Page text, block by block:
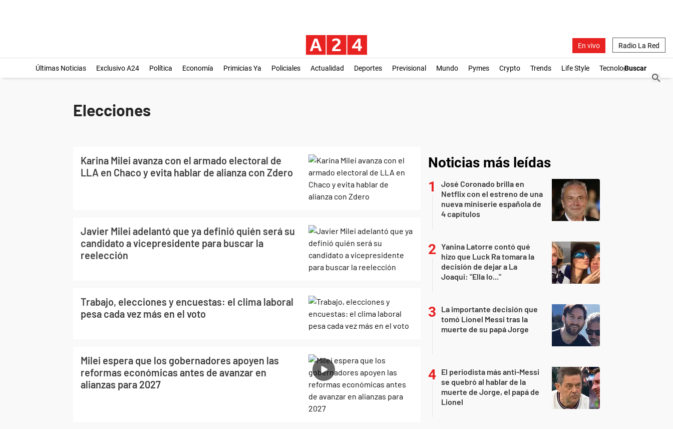
En vivo Radio La Red
Últimas Noticias Exclusivo A24 Política Economía Primicias Ya Policiales Actualidad Deportes Previsional Mundo Pymes Crypto Trends Life Style Tecnología
Elecciones
Karina Milei avanza con el armado electoral de
LLA en Chaco y evita hablar de alianza con Zdero
Javier Milei adelantó que ya definió quién será su
candidato a vicepresidente para buscar la
reelección
Trabajo, elecciones y encuestas: el clima laboral
pesa cada vez más en el voto
Milei espera que los gobernadores apoyen las
reformas económicas antes de avanzar en
alianzas para 2027
Noticias más leídas
José Coronado brilla en
Netflix con el estreno de una
nueva miniserie española de
4 capítulos
Yanina Latorre contó qué
hizo que Luck Ra tomara la
decisión de dejar a La
Joaqui: "Ella lo..."
La importante decisión que
tomó Lionel Messi tras la
muerte de su papá Jorge
El periodista más anti-Messi
se quebró al hablar de la
muerte de Jorge, el papá de
Lionel